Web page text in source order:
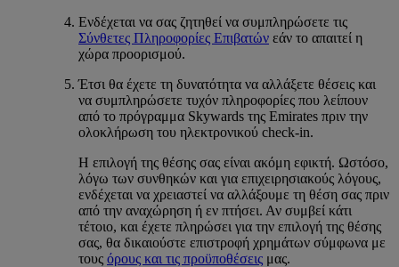
Ενδέχεται να σας ζητηθεί να συμπληρώσετε τις
Σύνθετες Πληροφορίες Επιβατών εάν το απαιτεί η
χώρα προορισμού.
Έτσι θα έχετε τη δυνατότητα να αλλάξετε θέσεις και
να συμπληρώσετε τυχόν πληροφορίες που λείπουν
από το πρόγραμμα Skywards της Emirates πριν την
ολοκλήρωση του ηλεκτρονικού check-in.
Η επιλογή της θέσης σας είναι ακόμη εφικτή. Ωστόσο,
λόγω των συνθηκών και για επιχειρησιακούς λόγους,
ενδέχεται να χρειαστεί να αλλάξουμε τη θέση σας πριν
από την αναχώρηση ή εν πτήσει. Αν συμβεί κάτι
τέτοιο, και έχετε πληρώσει για την επιλογή της θέσης
σας, θα δικαιούστε επιστροφή χρημάτων σύμφωνα με
τους όρους και τις προϋποθέσεις μας.